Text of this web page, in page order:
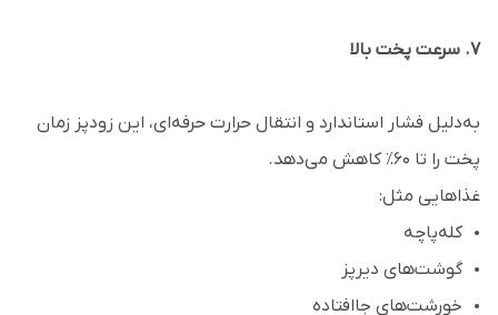
۷. سرعت پخت بالا
به‌دلیل فشار استاندارد و انتقال حرارت حرفه‌ای، این زودپز زمان
پخت را تا ۶۰٪ کاهش می‌دهد.
غذاهایی مثل:
کله‌پاچه
گوشت‌های دیرپز
خورشت‌های جاافتاده